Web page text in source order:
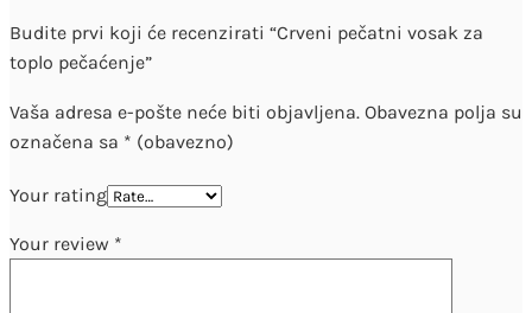
Budite prvi koji će recenzirati “Crveni pečatni vosak za
toplo pečaćenje”
Vaša adresa e-pošte neće biti objavljena. Obavezna polja su
označena sa * (obavezno)
Your rating
Your review *